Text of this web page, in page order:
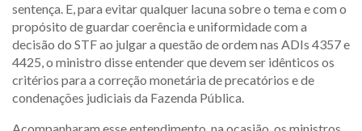
sentença. E, para evitar qualquer lacuna sobre o tema e com o
propósito de guardar coerência e uniformidade com a
decisão do STF ao julgar a questão de ordem nas ADIs 4357 e
4425, o ministro disse entender que devem ser idênticos os
critérios para a correção monetária de precatórios e de
condenações judiciais da Fazenda Pública.